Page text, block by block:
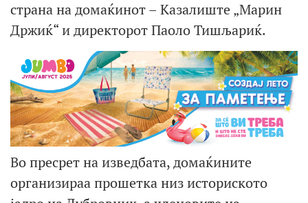
страна на домаќинот – Казалиште „Марин
Држиќ“ и директорот Паоло Тишљариќ.
Во пресрет на изведбата, домаќините
организираа прошетка низ историското